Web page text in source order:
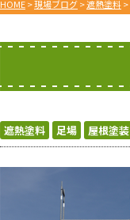
HOME>現場ブログ>遮熱塗料>
遮熱塗料 足場 屋根塗装